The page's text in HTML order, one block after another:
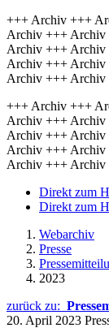
+++ Archiv +++
Archiv +++
Archiv +++
Archiv +++
Archiv +++
+++ Archiv +++
Archiv +++
Archiv +++
Archiv +++
Archiv +++
Direkt zum
Direkt zum
Webarchiv
Presse
2023
zurück zu:
20. April 2023